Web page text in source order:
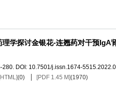
理学探讨金银花-连翘药对干预IgA
280. DOI: 10.7501/j.issn.1674-
[HTML](0) [PDF 1.45 M](1970)